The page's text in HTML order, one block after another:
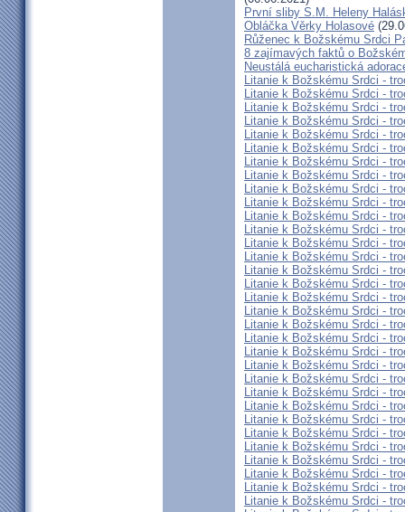
První sliby S.M. Heleny
Obláčka Věrky Holasové
Růženec k Božskému Srdci
8 zajímavých faktů o
Neustálá eucharistická
Litanie k Božskému Srdci -
Litanie k Božskému Srdci -
Litanie k Božskému Srdci -
Litanie k Božskému Srdci -
Litanie k Božskému Srdci -
Litanie k Božskému Srdci -
Litanie k Božskému Srdci -
Litanie k Božskému Srdci -
Litanie k Božskému Srdci -
Litanie k Božskému Srdci -
Litanie k Božskému Srdci -
Litanie k Božskému Srdci -
Litanie k Božskému Srdci -
Litanie k Božskému Srdci -
Litanie k Božskému Srdci -
Litanie k Božskému Srdci -
Litanie k Božskému Srdci -
Litanie k Božskému Srdci -
Litanie k Božskému Srdci -
Litanie k Božskému Srdci -
Litanie k Božskému Srdci -
Litanie k Božskému Srdci -
Litanie k Božskému Srdci -
Litanie k Božskému Srdci -
Litanie k Božskému Srdci -
Litanie k Božskému Srdci -
Litanie k Božskému Srdci -
Litanie k Božskému Srdci -
Litanie k Božskému Srdci -
Litanie k Božskému Srdci -
Litanie k Božskému Srdci -
Litanie k Božskému Srdci -